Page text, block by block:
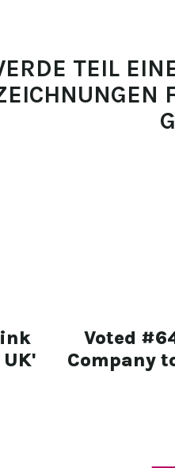
TEIL
Voted
Company